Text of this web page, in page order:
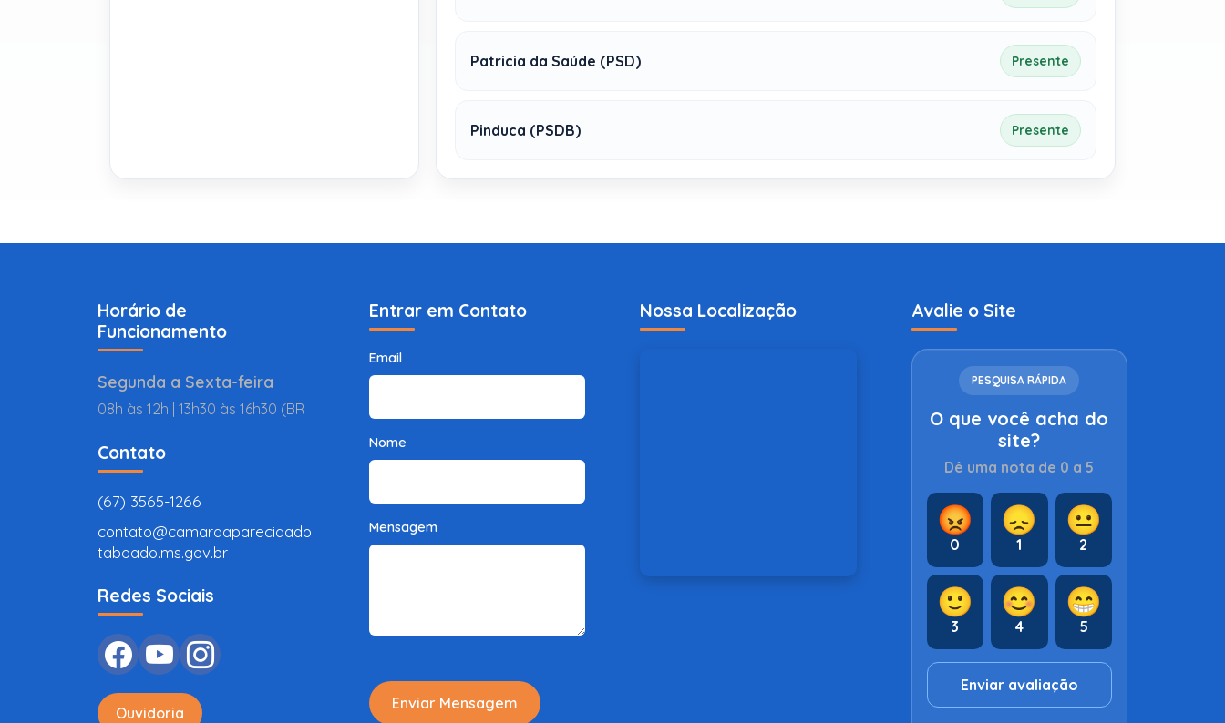
Patricia da Saúde (PSD) Presente
Pinduca (PSDB) Presente
Horário de
Funcionamento
Segunda a Sexta-feira
08h às 12h | 13h30 às 16h30 (BR
Contato
(67) 3565-1266
contato@camaraaparecidado
taboado.ms.gov.br
Redes Sociais
Ouvidoria
Entrar em Contato
Email
Nome
Mensagem
Enviar Mensagem
Nossa Localização Avalie o Site
PESQUISA RÁPIDA
O que você acha do
site?
Dê uma nota de 0 a 5
😡
0
😞
1
😐
2
🙂
3
😊
4
😁
5
Enviar avaliação